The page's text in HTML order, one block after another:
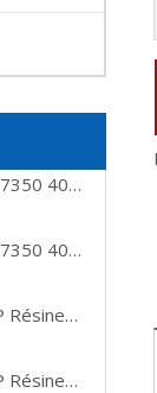
FM27 Henkle Loctiter Pc7350 400 ml polyuréthane durcissant réparations rapides sur site pour les réparations de bandes transporteuses
FM27 Henkle Loctiter Pc7350 400 ml polyuréthane durcissant réparations rapides sur site pour les réparations de bandes transporteuses
FM43 TEROSON 5055EP Résines époxy renforcées adhésives à deux composants, sans solvant
FM43 TEROSON 5055EP Résines époxy renforcées adhésives à deux composants, sans solvant